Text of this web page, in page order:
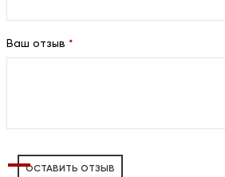
Ваш отзыв *
ОСТАВИТЬ ОТЗЫВ